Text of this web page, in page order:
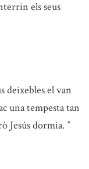
els seus
deixebles el van
una tempesta tan
Jesús dormia. *